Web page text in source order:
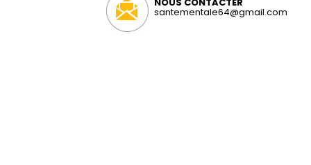
santementale64@gmail.com